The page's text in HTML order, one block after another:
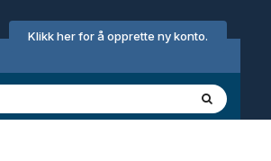
Klikk her for å opprette ny konto.